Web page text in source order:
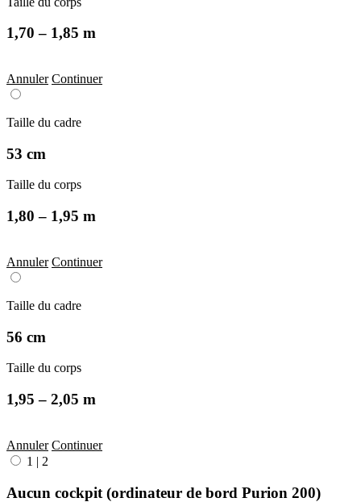
1,70 – 1,85 m
Annuler Continuer
Taille du cadre
53 cm
Taille du corps
1,80 – 1,95 m
Annuler Continuer
Taille du cadre
56 cm
Taille du corps
1,95 – 2,05 m
Annuler Continuer
1 | 2
Aucun cockpit (ordinateur de bord Purion 200)